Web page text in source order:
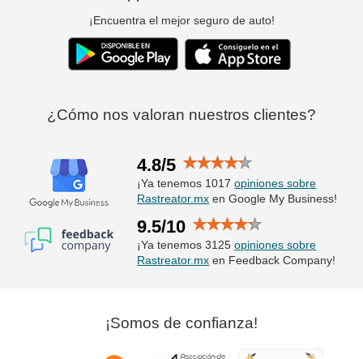
¡Encuentra el mejor seguro de auto!
¿Cómo nos valoran nuestros clientes?
4.8/5
¡Ya tenemos 1017opiniones sobre
Rastreator.mx en Google My Business!
9.5/10
¡Ya tenemos 3125opiniones sobre
Rastreator.mx en Feedback Company!
¡Somos de confianza!